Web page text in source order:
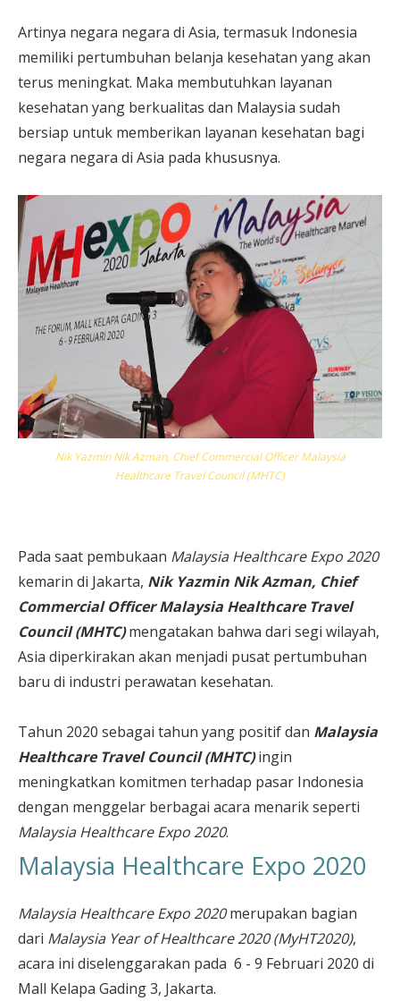
Artinya negara negara di Asia, termasuk Indonesia
memiliki pertumbuhan belanja kesehatan yang akan
terus meningkat. Maka membutuhkan layanan
kesehatan yang berkualitas dan Malaysia sudah
bersiap untuk memberikan layanan kesehatan bagi
negara negara di Asia pada khususnya.
Nik Yazmin Nik Azman, Chief Commercial Officer Malaysia
Healthcare Travel Council (MHTC)
Pada saat pembukaan Malaysia Healthcare Expo 2020
kemarin di Jakarta, Nik Yazmin Nik Azman, Chief
Commercial Officer Malaysia Healthcare Travel
Council (MHTC)mengatakan bahwa dari segi wilayah,
Asia diperkirakan akan menjadi pusat pertumbuhan
baru di industri perawatan kesehatan.
Tahun 2020 sebagai tahun yang positif dan Malaysia
Healthcare Travel Council (MHTC)ingin
meningkatkan komitmen terhadap pasar Indonesia
dengan menggelar berbagai acara menarik seperti
Malaysia Healthcare Expo 2020.
Malaysia Healthcare Expo 2020
Malaysia Healthcare Expo 2020merupakan bagian
dari Malaysia Year of Healthcare 2020 (MyHT2020),
acara ini diselenggarakan pada 6 - 9 Februari 2020 di
Mall Kelapa Gading 3, Jakarta.